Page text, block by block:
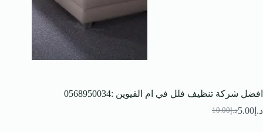
افضل شركة تنظيف فلل في ام القيوين :0568950034
د.إ10.00
السعر
د.إ 5.00السعر